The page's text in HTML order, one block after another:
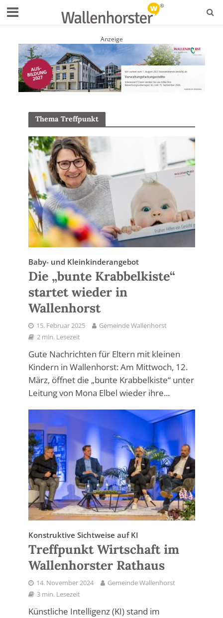
Anzeige
Thema Treffpunkt
Baby- und Kleinkinderangebot
Die „bunte Krabbelkiste“
startet wieder in
Wallenhorst
15. Februar 2025
Gemeinde Wallenhorst
2 min. Lesezeit
Gute Nachrichten für Eltern mit kleinen
Kindern in Wallenhorst: Am Mittwoch, 12.
März, öffnet die „bunte Krabbelkiste“ unter
Leitung von Mona Elbel wieder ihre...
Konstruktive Sichtweise auf KI
Treffpunkt Wirtschaft im
Wallenhorster Rathaus
14. November 2024
Gemeinde Wallenhorst
3 min. Lesezeit
Künstliche Intelligenz (KI) stand im